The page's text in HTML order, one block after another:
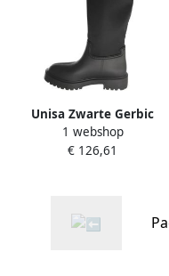
Unisa Zwarte Gerbic
DamesHoge Laarzen Black
Dames
1 webshop
€ 126,61